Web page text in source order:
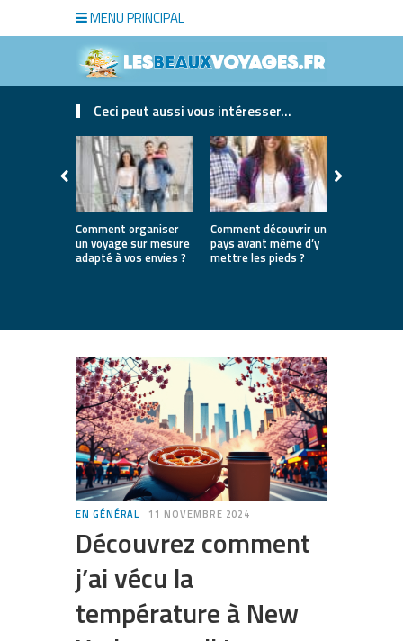
MENU PRINCIPAL
Ceci peut aussi vous intéresser...
Comment organiser
un voyage sur mesure
adapté à vos envies ?
Comment découvrir un
pays avant même d’y
mettre les pieds ?
EN GÉNÉRAL 11 NOVEMBRE 2024
Découvrez comment
j’ai vécu la
température à New